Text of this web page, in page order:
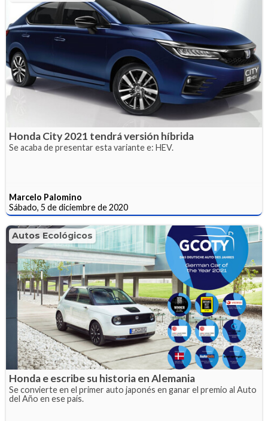
Honda City 2021 tendrá versión híbrida
Se acaba de presentar esta variante e: HEV.
Marcelo Palomino
Sábado, 5 de diciembre de 2020
Autos Ecológicos
Honda e escribe su historia en Alemania
Se convierte en el primer auto japonés en ganar el premio al Auto
del Año en ese país.